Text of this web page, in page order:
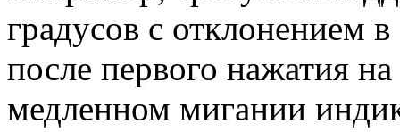
градусов с отклонением
после первого нажатия
медленном мигании